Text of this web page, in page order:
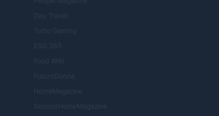
Day Travel
Tutto Gaming
ESG 365
Food Wiki
FuturoDonna
HomeMagazine
SecondHomeMagazine